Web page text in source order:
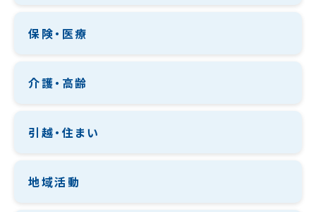
保険・医療
介護・高齢
引越・住まい
地域活動